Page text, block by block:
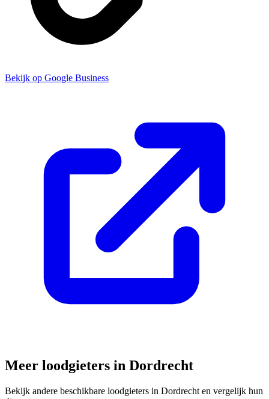
Bekijk op Google Business
Meer loodgieters in Dordrecht
Bekijk andere beschikbare loodgieters in Dordrecht en vergelijk hun